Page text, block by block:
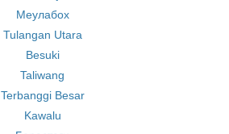
Меулабох
Tulangan Utara
Besuki
Taliwang
Terbanggi Besar
Kawalu